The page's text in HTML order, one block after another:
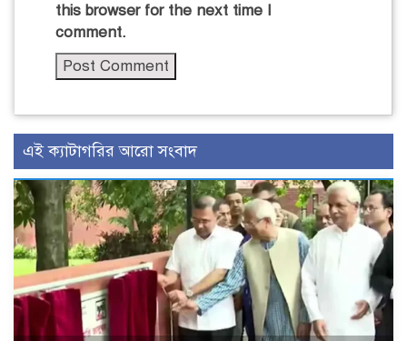
this browser for the next time I
comment.
এই ক্যাটাগরির আরো সংবাদ